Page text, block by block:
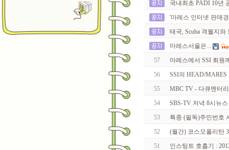
국내최초 PADI 10년
'마레스 인터넷 판매
태국, Scuba 격월지
마레스서울은...
57
마레스에서 SSI 회원
56
SSI의 HEAD/MARES
55
MBC TV - 다큐멘터
54
SBS-TV 저녁 8시뉴스
53
특종 (필독)주민번호
52
(월간) 코스모폴리탄
51
인스팅트 호흡기 :